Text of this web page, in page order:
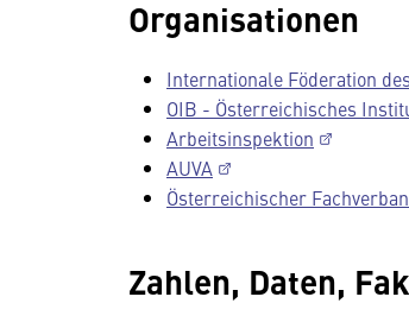
Organisationen
Internationale Föderation
OIB - Österreichisches
Arbeitsinspektion
AUVA
Österreichischer
Zahlen, Daten,